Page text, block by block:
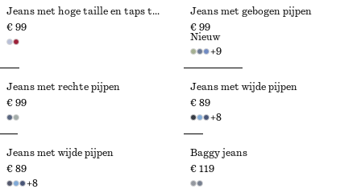
Jeans met hoge taille en taps toelopende pijpen
€ 99
Jeans met gebogen pijpen
€ 99
+9
Nieuw
Jeans met rechte pijpen
€ 99
Jeans met wijde pijpen
€ 89
+8
Jeans met wijde pijpen
€ 89
+8
Baggy jeans
€ 119